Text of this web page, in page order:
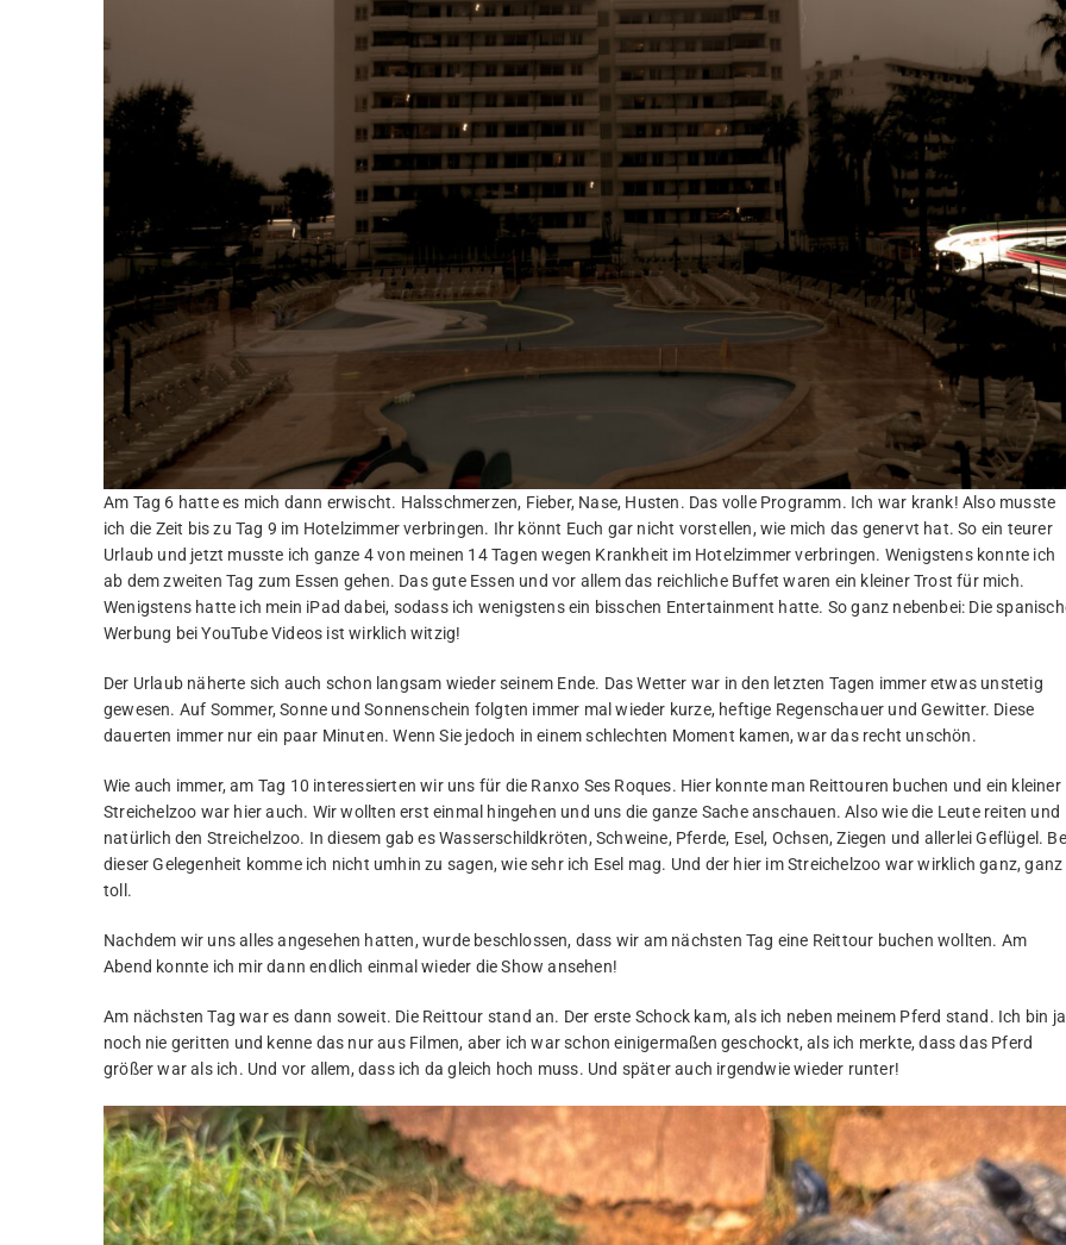
Am Tag 6 hatte es mich dann erwischt. Halsschmerzen, Fieber, Nase, Husten. Das volle Programm. Ich war krank! Also musste
ich die Zeit bis zu Tag 9 im Hotelzimmer verbringen. Ihr könnt Euch gar nicht vorstellen, wie mich das genervt hat. So ein teurer
Urlaub und jetzt musste ich ganze 4 von meinen 14 Tagen wegen Krankheit im Hotelzimmer verbringen. Wenigstens konnte ich
ab dem zweiten Tag zum Essen gehen. Das gute Essen und vor allem das reichliche Buffet waren ein kleiner Trost für mich.
Wenigstens hatte ich mein iPad dabei, sodass ich wenigstens ein bisschen Entertainment hatte. So ganz nebenbei: Die
Werbung bei YouTube Videos ist wirklich witzig!
Der Urlaub näherte sich auch schon langsam wieder seinem Ende. Das Wetter war in den letzten Tagen immer etwas unstetig
gewesen. Auf Sommer, Sonne und Sonnenschein folgten immer mal wieder kurze, heftige Regenschauer und Gewitter. Diese
dauerten immer nur ein paar Minuten. Wenn Sie jedoch in einem schlechten Moment kamen, war das recht unschön.
Wie auch immer, am Tag 10 interessierten wir uns für die Ranxo Ses Roques. Hier konnte man Reittouren buchen und ein kleiner
Streichelzoo war hier auch. Wir wollten erst einmal hingehen und uns die ganze Sache anschauen. Also wie die Leute reiten und
natürlich den Streichelzoo. In diesem gab es Wasserschildkröten, Schweine, Pferde, Esel, Ochsen, Ziegen und allerlei Geflügel.
dieser Gelegenheit komme ich nicht umhin zu sagen, wie sehr ich Esel mag. Und der hier im Streichelzoo war wirklich ganz, ganz
toll.
Nachdem wir uns alles angesehen hatten, wurde beschlossen, dass wir am nächsten Tag eine Reittour buchen wollten. Am
Abend konnte ich mir dann endlich einmal wieder die Show ansehen!
Am nächsten Tag war es dann soweit. Die Reittour stand an. Der erste Schock kam, als ich neben meinem Pferd stand. Ich bin ja
noch nie geritten und kenne das nur aus Filmen, aber ich war schon einigermaßen geschockt, als ich merkte, dass das Pferd
größer war als ich. Und vor allem, dass ich da gleich hoch muss. Und später auch irgendwie wieder runter!